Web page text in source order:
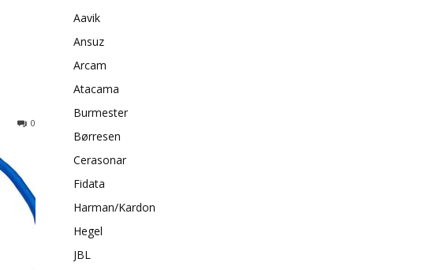
0
Aavik
Ansuz
Arcam
Atacama
Burmester
Børresen
Cerasonar
Fidata
Harman/Kardon
Hegel
JBL